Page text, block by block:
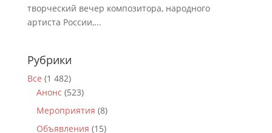
творческий вечер композитора, народного
артиста России,...
Рубрики
Все (1 482)
Анонс (523)
Мероприятия (8)
Объявления (15)